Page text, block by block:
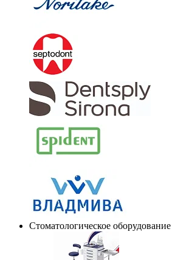
Стоматологическое оборудование